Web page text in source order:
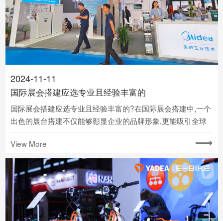
2024-11-11
国际展会搭建应选专业且经验丰富的
国际展会搭建应选专业且经验丰富的?在国际展会搭建中,一个
出色的展台搭建不仅能够彰显企业的品牌形象,更能吸引全球
选那些专业且经验丰富的公司,其中约盾展览便是佼佼者.
View More